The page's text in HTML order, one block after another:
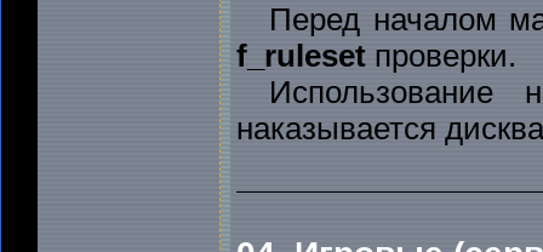
Перед началом
f_ruleset проверки.
Использование
наказывается